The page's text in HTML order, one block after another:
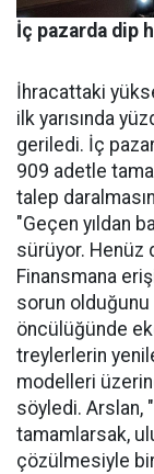
İç pazarda dip
İhracattaki
ilk yarısında
geriledi. İç
909 adetle
talep
"Geçen yıldan
sürüyor. Henüz
Finans­mana
sorun olduğunu
öncülüğünde
treylerlerin
modelleri
söyledi. Ars­lan,
tamamlarsak,
çözülmesiyle